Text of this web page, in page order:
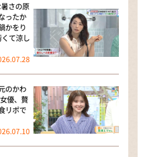
さの原
ったか
かをり
くて涼し
のかわ
優、贅
リポで